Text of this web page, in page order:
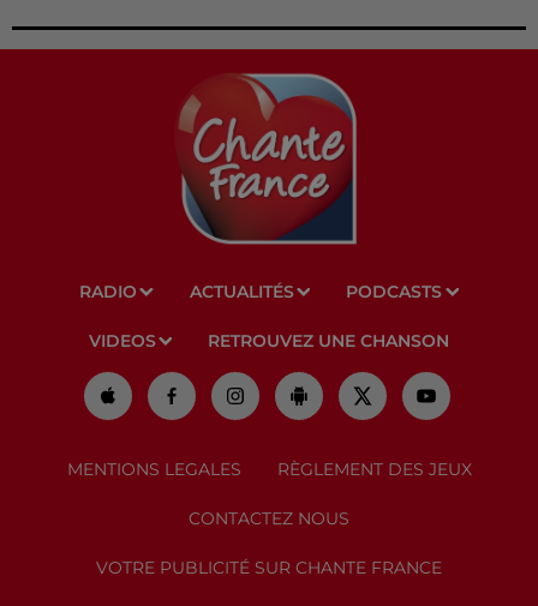
RADIO ACTUALITÉS PODCASTS
VIDEOS RETROUVEZ UNE CHANSON
MENTIONS LEGALES RÈGLEMENT DES JEUX
CONTACTEZ NOUS
VOTRE PUBLICITÉ SUR CHANTE FRANCE